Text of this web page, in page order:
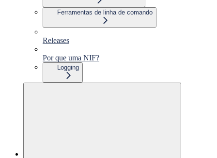
Ferramentas de linha de comando
Releases
Por que uma NIF?
Logging